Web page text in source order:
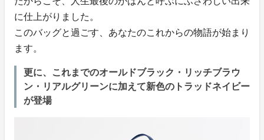
に仕上がりました。
このバッグと過ごす、あなたのこれからの物語が始まり
ます。
更に、これまでのオールドブラック・リッチブラウ
ン・リアルグリーンに加えて新色のトラッドネイビー
が登場